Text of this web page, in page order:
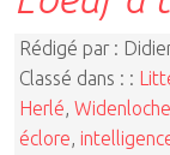
Rédigé par :
Classé dans : :
Herlé
éclore